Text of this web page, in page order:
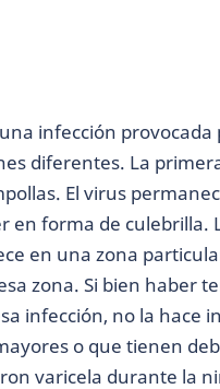
infección
diferentes. La
El virus
en forma de culebrilla.
en una zona
zona. Si bien haber
infección, no la hace
o que tienen
varicela durante la